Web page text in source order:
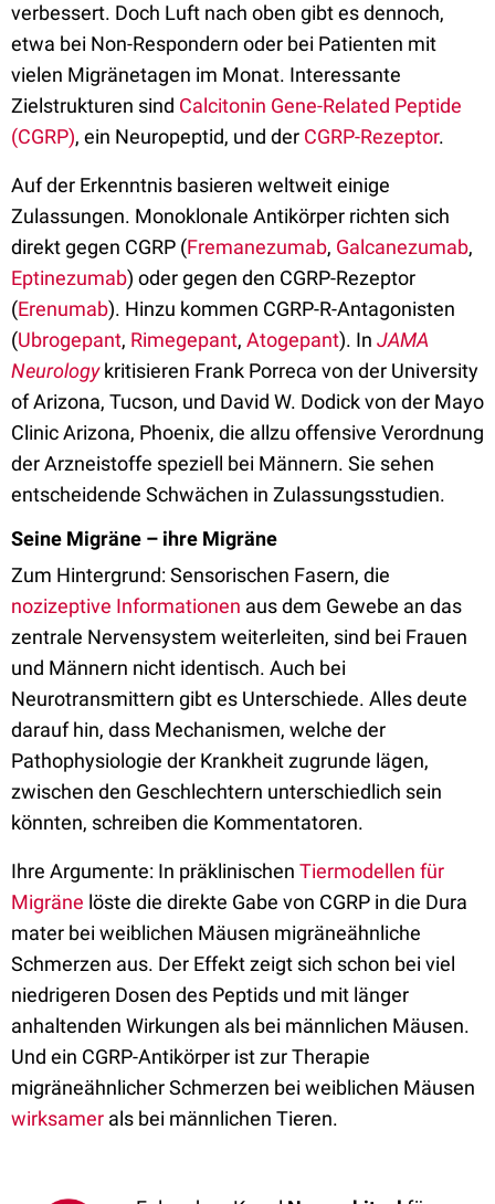
verbessert. Doch Luft nach oben gibt es dennoch,
etwa bei Non-Respondern oder bei Patienten mit
vielen Migränetagen im Monat. Interessante
Zielstrukturen sind Calcitonin Gene-Related Peptide
(CGRP), ein Neuropeptid, und der CGRP-Rezeptor.
Auf der Erkenntnis basieren weltweit einige
Zulassungen. Monoklonale Antikörper richten sich
direkt gegen CGRP (Fremanezumab, Galcanezumab,
Eptinezumab) oder gegen den CGRP-Rezeptor
(Erenumab). Hinzu kommen CGRP-R-Antagonisten
(Ubrogepant, Rimegepant, Atogepant). In JAMA
Neurologykritisieren Frank Porreca von der University
of Arizona, Tucson, und David W. Dodick von der Mayo
Clinic Arizona, Phoenix, die allzu offensive Verordnung
der Arzneistoffe speziell bei Männern. Sie sehen
entscheidende Schwächen in Zulassungsstudien.
Seine Migräne – ihre Migräne
Zum Hintergrund: Sensorischen Fasern, die
nozizeptive Informationen aus dem Gewebe an das
zentrale Nervensystem weiterleiten, sind bei Frauen
und Männern nicht identisch. Auch bei
Neurotransmittern gibt es Unterschiede. Alles deute
darauf hin, dass Mechanismen, welche der
Pathophysiologie der Krankheit zugrunde lägen,
zwischen den Geschlechtern unterschiedlich sein
könnten, schreiben die Kommentatoren.
Ihre Argumente: In präklinischen Tiermodellen für
Migräne löste die direkte Gabe von CGRP in die Dura
mater bei weiblichen Mäusen migräneähnliche
Schmerzen aus. Der Effekt zeigt sich schon bei viel
niedrigeren Dosen des Peptids und mit länger
anhaltenden Wirkungen als bei männlichen Mäusen.
Und ein CGRP-Antikörper ist zur Therapie
migräneähnlicher Schmerzen bei weiblichen Mäusen
wirksamer als bei männlichen Tieren.